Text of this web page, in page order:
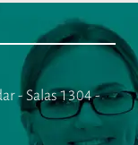
- Salas 1304 -